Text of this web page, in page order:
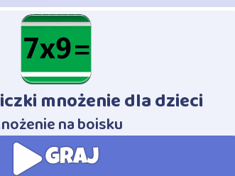
mnożenie dla dzieci
na boisku
GRAJ